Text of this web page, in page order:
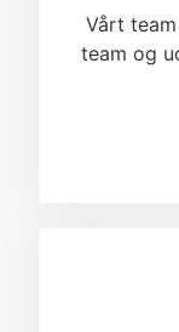
Vårt
team og